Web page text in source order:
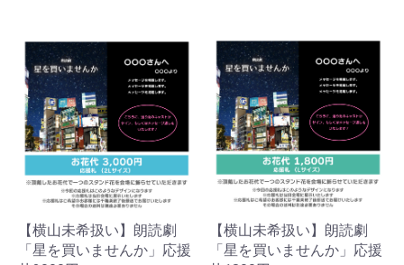
【横山未希扱い】朗読劇
「星を買いませんか」応援
【横山未希扱い】朗読劇
「星を買いませんか」応援